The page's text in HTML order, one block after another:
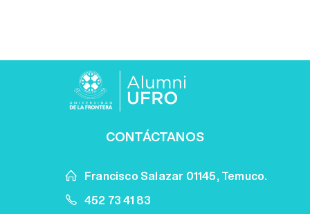
CONTÁCTANOS
Francisco Salazar 01145, Temuco.
452 73 41 83